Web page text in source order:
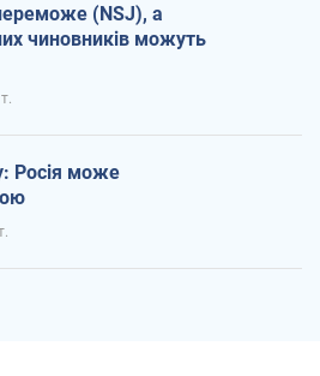
(NSJ), а
чиновників можуть
Росія може